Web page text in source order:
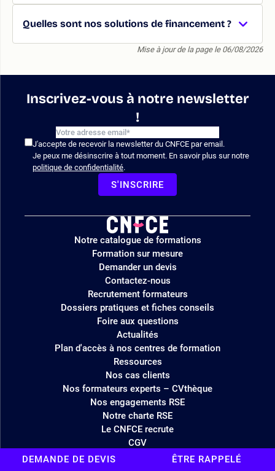
Quelles sont nos solutions de financement ?
Mise à jour de la page le 06/08/2026
Inscrivez-vous à notre newsletter
!
J'accepte de recevoir la newsletter du CNFCE par email.
Je peux me désinscrire à tout moment. En savoir plus sur notre
politique de confidentialité.
S'INSCRIRE
Logo
site
Notre catalogue de formations
Formation sur mesure
Demander un devis
Contactez-nous
Recrutement formateurs
Dossiers pratiques et fiches conseils
Foire aux questions
Actualités
Plan d'accès à nos centres de formation
Ressources
Nos cas clients
Nos formateurs experts – CVthèque
Nos engagements RSE
Notre charte RSE
Le CNFCE recrute
CGV
Règlement intérieur
DEMANDE DE DEVIS ÊTRE RAPPELÉ